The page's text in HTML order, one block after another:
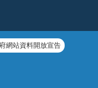
網站資料開放宣告